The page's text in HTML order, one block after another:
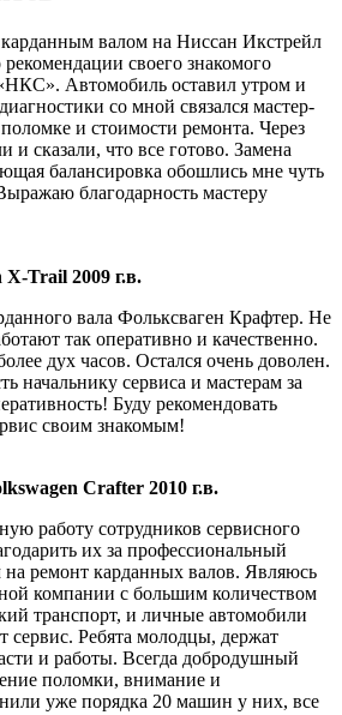
валом на Ниссан Икстрейл
своего знакомого
Автомобиль оставил утром и
со мной связался мастер-
и стоимости ремонта. Через
и сказали, что все готово. Замена
балансировка обошлись мне чуть
благодарность мастеру
X-Trail 2009 г.в.
вала Фольксваген Крафтер. Не
так оперативно и качественно.
дух часов. Остался очень доволен.
начальнику сервиса и мастерам за
Буду рекомендовать
своим знакомым!
Crafter 2010 г.в.
работу сотрудников сервисного
их за профессиональный
на ремонт карданных валов. Являюсь
компании с большим количеством
транспорт, и личные автомобили
сервис. Ребята молодцы, держат
и работы. Всегда добродушный
поломки, внимание и
уже порядка 20 машин у них, все